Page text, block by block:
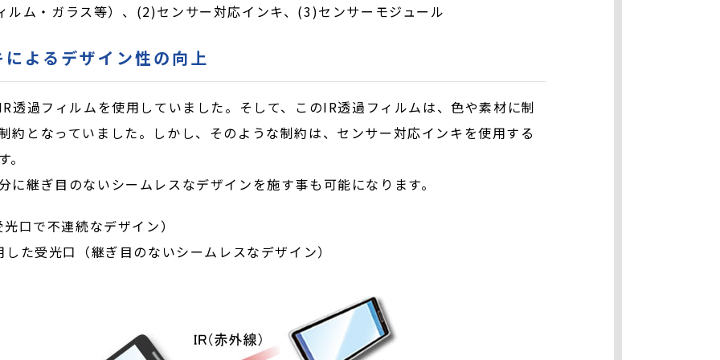
ルム・ガラス等）、(2)センサー対応インキ、(3)センサーモジュール
よるデザイン性の向上
透過フィルムを使用していました。そして、このIR透過フィルムは、色や素材に制
約となっていました。しかし、そのような制約は、センサー対応インキを使用する
に継ぎ目のないシームレスなデザインを施す事も可能になります。
口で不連続なデザイン）
た受光口（継ぎ目のないシームレスなデザイン）